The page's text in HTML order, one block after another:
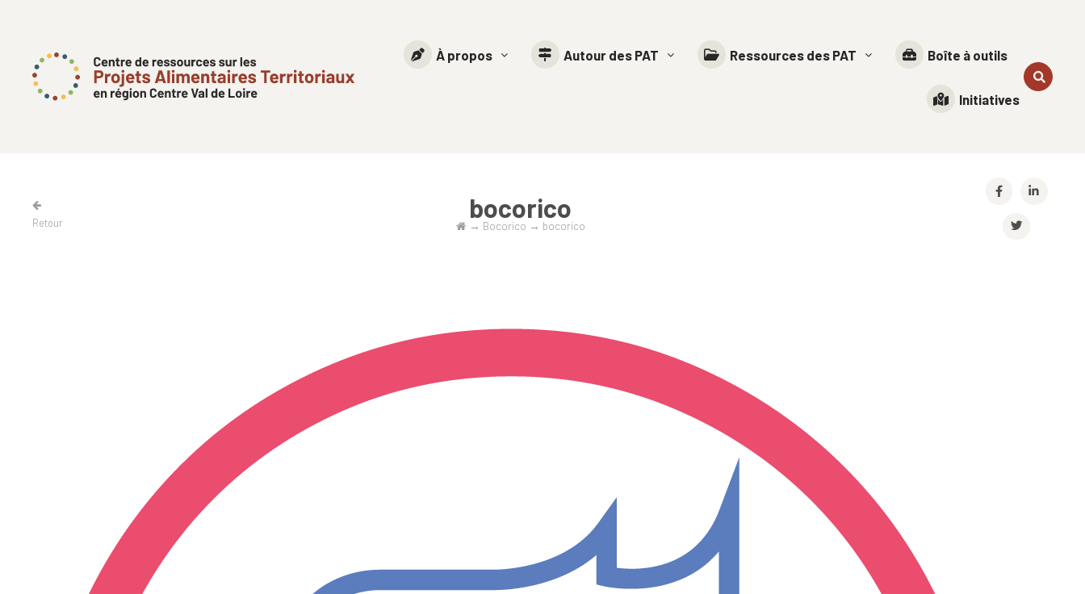
À propos Autour des PAT Ressources des PAT Boîte à outils
Initiatives
Retour bocorico
→ Bocorico → bocorico